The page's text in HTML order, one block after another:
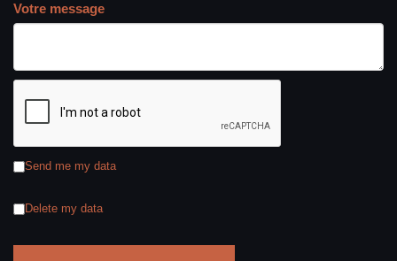
Votre message
Send me my data
Delete my data